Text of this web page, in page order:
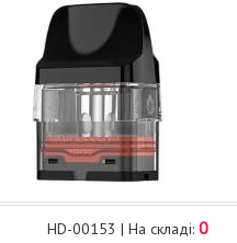
HD-00153 | На складі:0